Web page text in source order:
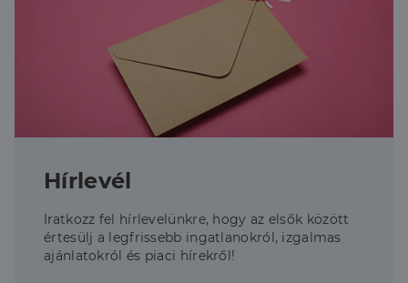
Hírlevél
Iratkozz fel hírlevelünkre, hogy az elsők között
értesülj a legfrissebb ingatlanokról, izgalmas
ajánlatokról és piaci hírekről!